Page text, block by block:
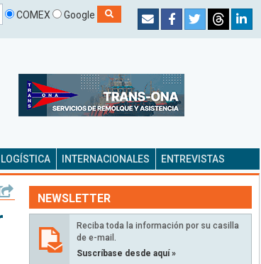
COMEX Google
INTERNACIONALES ENTREVISTAS
NEWSLETTER
Reciba toda la información por su casilla
de e-mail.
Suscríbase desde aquí »